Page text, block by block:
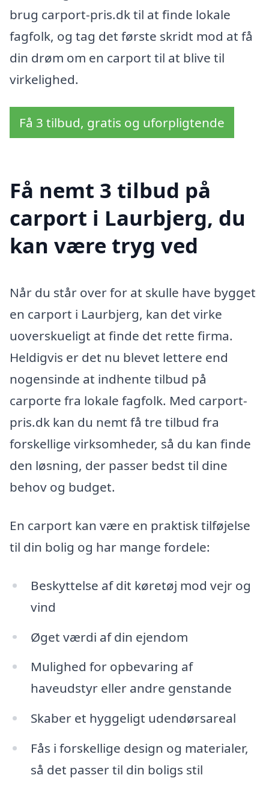
brug carport-pris.dk til at finde lokale
fagfolk, og tag det første skridt mod at få
din drøm om en carport til at blive til
virkelighed.
Få 3 tilbud, gratis og uforpligtende
Få nemt 3 tilbud på
carport i Laurbjerg, du
kan være tryg ved
Når du står over for at skulle have bygget
en carport i Laurbjerg, kan det virke
uoverskueligt at finde det rette firma.
Heldigvis er det nu blevet lettere end
nogensinde at indhente tilbud på
carporte fra lokale fagfolk. Med carport-
pris.dk kan du nemt få tre tilbud fra
forskellige virksomheder, så du kan finde
den løsning, der passer bedst til dine
behov og budget.
En carport kan være en praktisk tilføjelse
til din bolig og har mange fordele:
Beskyttelse af dit køretøj mod vejr og
vind
Øget værdi af din ejendom
Mulighed for opbevaring af
haveudstyr eller andre genstande
Skaber et hyggeligt udendørsareal
Fås i forskellige design og materialer,
så det passer til din boligs stil